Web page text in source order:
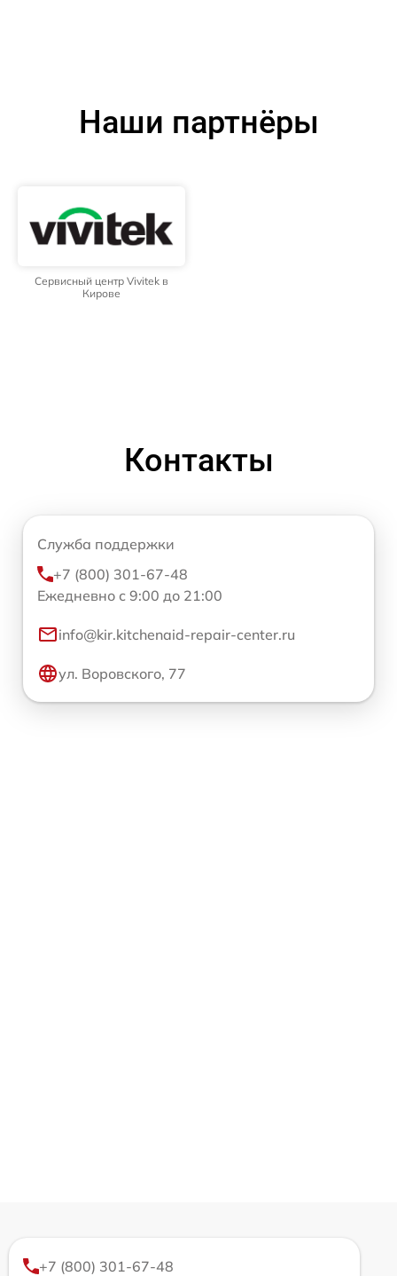
Наши партнёры
Сервисный центр Vivitek в
Кирове
Контакты
Служба поддержки
+7 (800) 301-67-48
Ежедневно с 9:00 до 21:00
info@kir.kitchenaid-repair-center.ru
ул. Воровского, 77
+7 (800) 301-67-48